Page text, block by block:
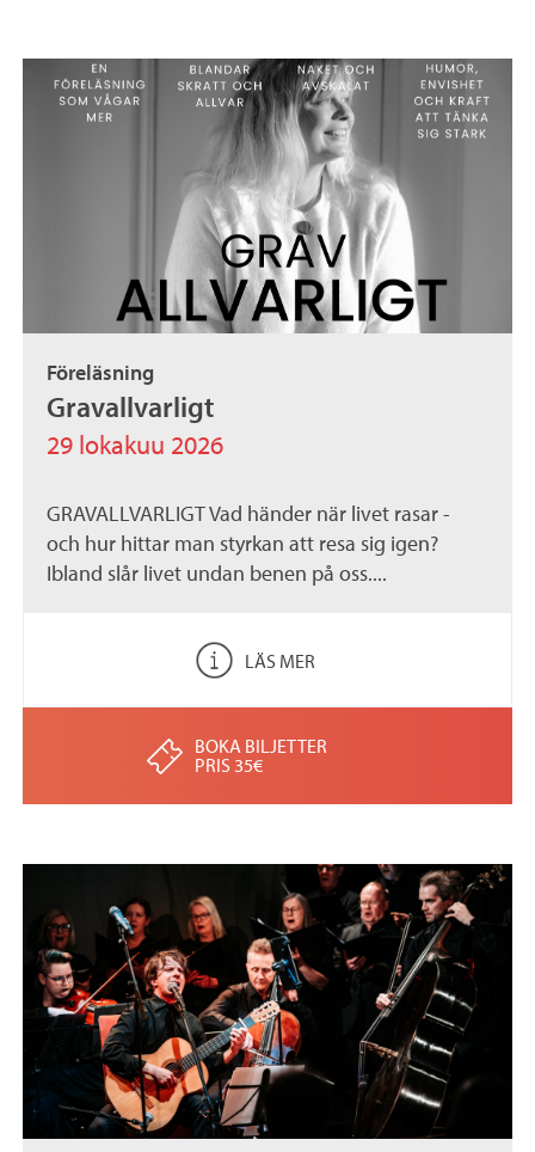
Föreläsning
Gravallvarligt
29 lokakuu 2026
GRAVALLVARLIGT Vad händer när livet rasar -
och hur hittar man styrkan att resa sig igen?
Ibland slår livet undan benen på oss....
LÄS MER
BOKA BILJETTER
PRIS 35€